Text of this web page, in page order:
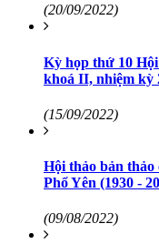
(20/09/2022)
Kỳ họp thứ 10
khoá II, nhiệm kỳ
(15/09/2022)
Hội thảo bản
Phổ Yên (1930 -
(09/08/2022)